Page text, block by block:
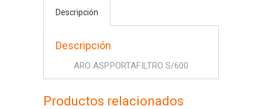
Descripción
Descripción
ARO ASP.PORTAFILTRO S/600
Productos relacionados